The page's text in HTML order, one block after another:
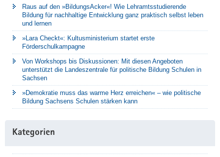
Raus auf den »BildungsAcker«! Wie Lehramtsstudierende
Bildung für nachhaltige Entwicklung ganz praktisch selbst leben
und lernen
»Lara Checkt«: Kultusministerium startet erste
Förderschulkampagne
Von Workshops bis Diskussionen: Mit diesen Angeboten
unterstützt die Landeszentrale für politische Bildung Schulen in
Sachsen
»Demokratie muss das warme Herz erreichen« – wie politische
Bildung Sachsens Schulen stärken kann
Kategorien